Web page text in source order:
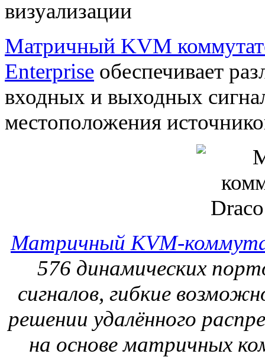
Матричный KVM
Enterprise обеспечивает
входных и выходных
местоположения
Матричный KVM-
576 динамических
сигналов, гибкие
решении удалённого
на основе матричных